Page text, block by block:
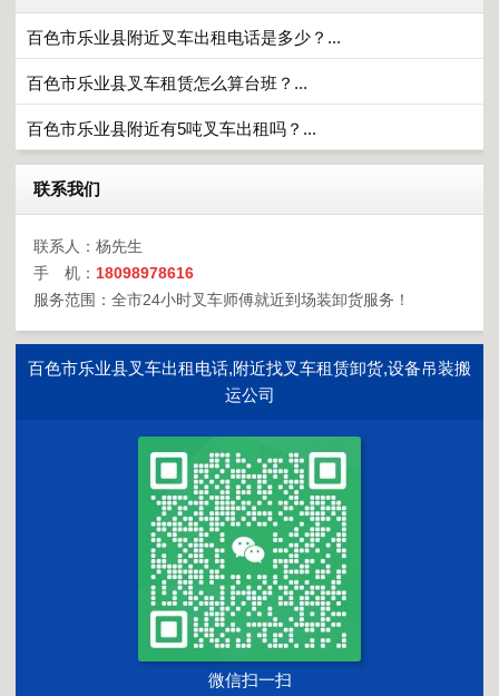
百色市乐业县附近叉车出租电话是多少？...
百色市乐业县叉车租赁怎么算台班？...
百色市乐业县附近有5吨叉车出租吗？...
联系我们
联系人：杨先生
手 机： 18098978616
服务范围：全市24小时叉车师傅就近到场装卸货服务！
百色市乐业县叉车出租电话,附近找叉车租赁卸货,设备吊装搬
运公司
微信扫一扫